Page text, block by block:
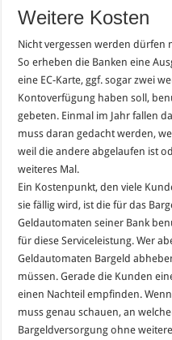
Weitere Kosten
Nicht vergessen werden dürfen
So erheben die Banken eine
eine EC-Karte, ggf. sogar zwei
Kontoverfügung haben soll,
gebeten. Einmal im Jahr fallen
muss daran gedacht werden,
weil die andere abgelaufen ist
weiteres Mal.
Ein Kostenpunkt, den viele
sie fällig wird, ist die für das
Geldautomaten seiner Bank
für diese Serviceleistung. Wer
Geldautomaten Bargeld
müssen. Gerade die Kunden
einen Nachteil empfinden.
muss genau schauen, an
Bargeldversorgung ohne